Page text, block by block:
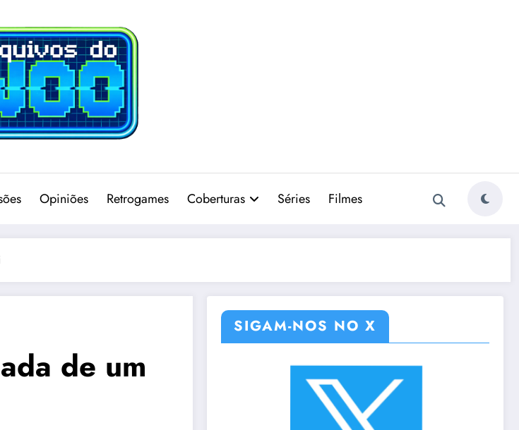
Opiniões Retrogames Coberturas Séries Filmes
de um
SIGAM-NOS NO X